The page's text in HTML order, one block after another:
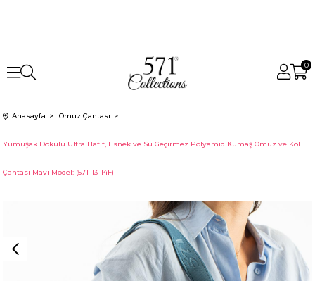
0
Anasayfa Omuz Çantası
Yumuşak Dokulu Ultra Hafif, Esnek ve Su Geçirmez Polyamid Kumaş Omuz ve Kol
Çantası Mavi Model: (571-13-14F)